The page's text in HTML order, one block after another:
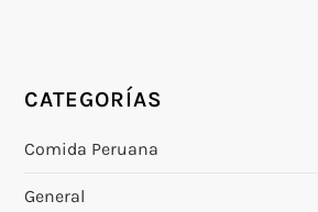
CATEGORÍAS
Comida Peruana
General